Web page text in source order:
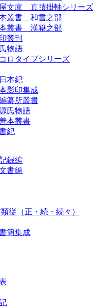
文庫 真蹟掛軸シリーズ
叢書 和書之部
叢書 漢籍之部
叢刊
物語
ロタイプシリーズ
本紀
影印集成
纂所叢書
氏物語
本叢書
紀
録編
書編
従（正・続・続々）
簡集成